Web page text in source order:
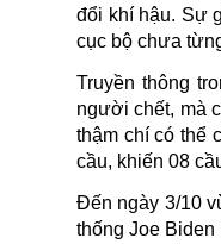
đổi khí hậu. Sự
cục bộ chưa
Truyền thông
người chết, mà
thậm chí có thể
cầu, khiến 08
Đến ngày 3/10
thống Joe